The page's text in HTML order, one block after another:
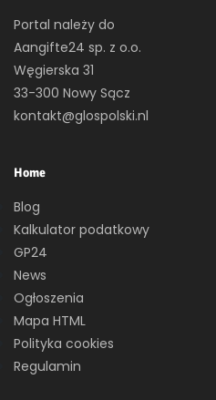
Portal należy do
Aangifte24 sp. z o.o.
Węgierska 31
33-300 Nowy Sącz
kontakt@glospolski.nl
Home
Blog
Kalkulator podatkowy
GP24
News
Ogłoszenia
Mapa HTML
Polityka cookies
Regulamin